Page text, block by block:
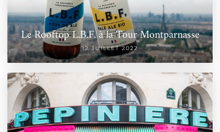
Le Rooftop L.B.F. à la Tour Montparnasse
12 JUILLET 2022